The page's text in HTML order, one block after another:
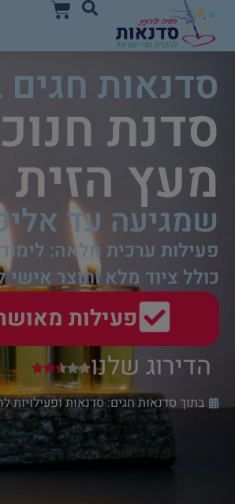
סדנאות
סדנת
מעץ הזית
שמגיעה עד
פעילות ערכית מלאה:
כולל ציוד מלא ותוצר
פעילות
הדירוג שלנו
בתוך סדנאות חגים:סדנאות ופעילויות